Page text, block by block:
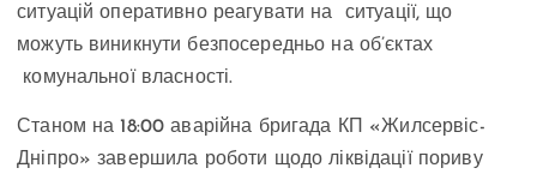
ситуацій оперативно реагувати на ситуації, що
можуть виникнути безпосередньо на об’єктах
комунальної власності.
Станом на 18:00 аварійна бригада КП «Жилсервіс-
Дніпро» завершила роботи щодо ліквідації пориву